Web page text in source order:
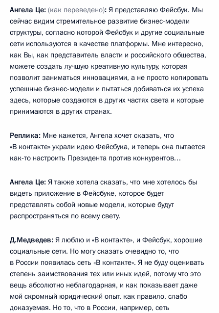
Ангела Це: (как переведено): Я представляю Фейсбук. Мы
сейчас видим стремительное развитие бизнес-модели
структуры, согласно которой Фейсбук и другие социальные
сети используются в качестве платформы. Мне интересно,
как Вы, как представитель власти и российского общества,
можете создать лучшую креативную культуру, которая
позволит заниматься инновациями, а не просто копировать
успешные бизнес-модели и пытаться добиваться их успеха
здесь, которые создаются в других частях света и которые
принимаются в других странах.
Реплика: Мне кажется, Ангела хочет сказать, что
«В контакте» украли идею Фейсбука, и теперь она пытается
как‑то настроить Президента против конкурентов…
Ангела Це: Я также хотела сказать, что мне хотелось бы
видеть приложение в Фейсбуке, которое будет
представлять собой новые модели, которые будут
распространяться по всему свету.
Д.Медведев: Я люблю и «В контакте», и Фейсбук, хорошие
социальные сети. Но могу сказать очевидно то, что
в России появилась сеть «В контакте». Я не буду оценивать
степень заимствования тех или иных идей, потому что это
вещь абсолютно неблагодарная, и как показывает даже
мой скромный юридический опыт, как правило, слабо
доказуемая. Но то, что в России, например, сеть